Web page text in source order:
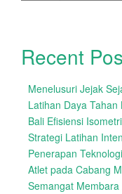
Recent
Menelusuri Jejak
Latihan Daya
Bali Efisiensi
Strategi Latihan
Penerapan
Atlet pada Cabang
Semangat